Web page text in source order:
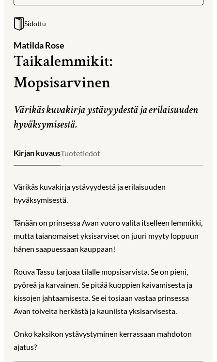
Sidottu
Matilda Rose
Taikalemmikit:
Mopsisarvinen
Värikäs kuvakirja ystävyydestä ja erilaisuuden
hyväksymisestä.
Kirjan kuvausTuotetiedot
Värikäs kuvakirja ystävyydestä ja erilaisuuden
hyväksymisestä.
Tänään on prinsessa Avan vuoro valita itselleen lemmikki,
mutta taianomaiset yksisarviset on juuri myyty loppuun
hänen saapuessaan kauppaan!
Rouva Tassu tarjoaa tilalle mopsisarvista. Se on pieni,
pyöreä ja karvainen. Se pitää kuoppien kaivamisesta ja
kissojen jahtaamisesta. Se ei tosiaan vastaa prinsessa
Avan toiveita herkästä ja kauniista yksisarvisesta.
Onko kaksikon ystävystyminen kerrassaan mahdoton
ajatus?